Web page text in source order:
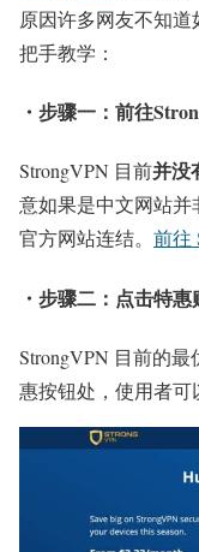
原因许多网友不知
把手教学：
・步骤一：前往
StrongVPN 目前并没
意如果是中文网站并
官方网站连结。 前往
・步骤二：点击特
StrongVPN 目前的
惠按钮处，使用者可